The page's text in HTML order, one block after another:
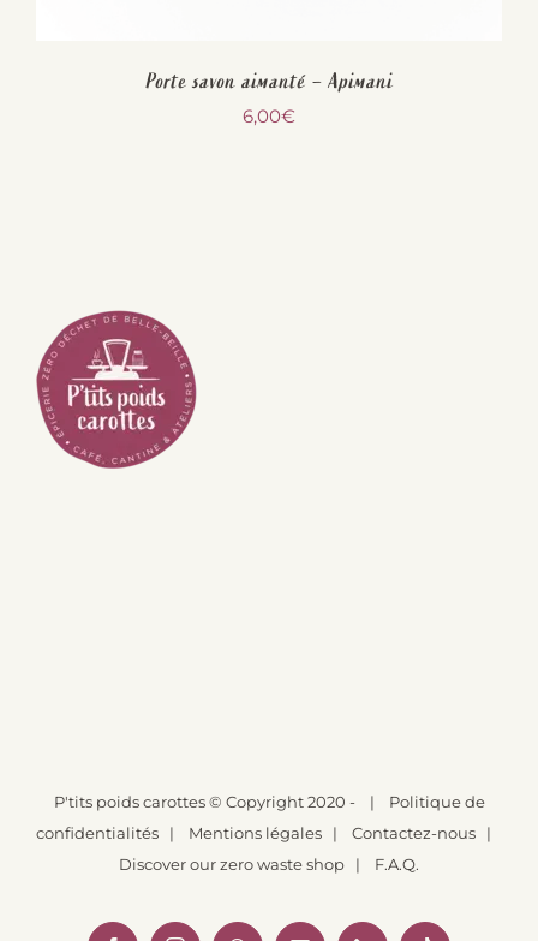
Porte savon aimanté – Apimani
6,00€
P'tits poids carottes© Copyright 2020 - | Politique de
confidentialités | Mentions légales | Contactez-nous |
Discover our zero waste shop | F.A.Q.